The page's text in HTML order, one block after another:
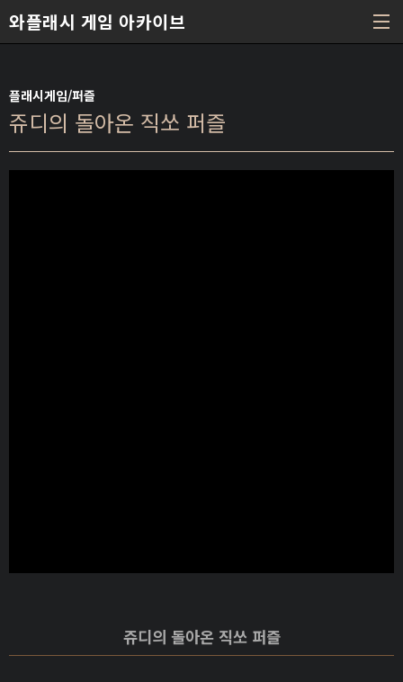
와플래시 게임 아카이브
플래시게임/퍼즐
쥬디의 돌아온 직쏘 퍼즐
쥬디의 돌아온 직쏘 퍼즐